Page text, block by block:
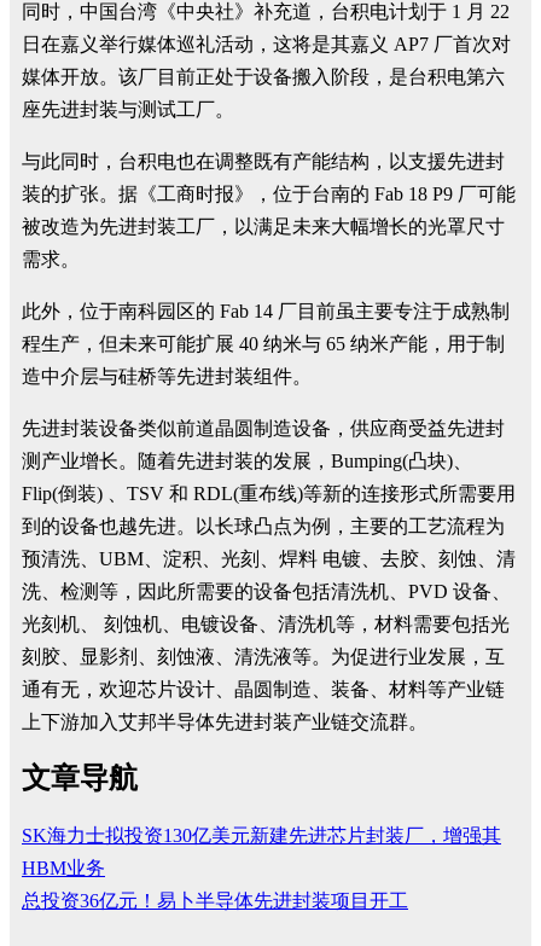
同时，中国台湾《中央社》补充道，台积电计划于 1 月 22
日在嘉义举行媒体巡礼活动，这将是其嘉义 AP7 厂首次对
媒体开放。该厂目前正处于设备搬入阶段，是台积电第六
座先进封装与测试工厂。
与此同时，台积电也在调整既有产能结构，以支援先进封
装的扩张。据《工商时报》，位于台南的 Fab 18 P9 厂可能
被改造为先进封装工厂，以满足未来大幅增长的光罩尺寸
需求。
此外，位于南科园区的 Fab 14 厂目前虽主要专注于成熟制
程生产，但未来可能扩展 40 纳米与 65 纳米产能，用于制
造中介层与硅桥等先进封装组件。
先进封装设备类似前道晶圆制造设备，供应商受益先进封
测产业增长。随着先进封装的发展，Bumping(凸块)、
Flip(倒装) 、TSV 和 RDL(重布线)等新的连接形式所需要用
到的设备也越先进。以长球凸点为例，主要的工艺流程为
预清洗、UBM、淀积、光刻、焊料 电镀、去胶、刻蚀、清
洗、检测等，因此所需要的设备包括清洗机、PVD 设备、
光刻机、 刻蚀机、电镀设备、清洗机等，材料需要包括光
刻胶、显影剂、刻蚀液、清洗液等。为促进行业发展，互
通有无，欢迎芯片设计、晶圆制造、装备、材料等产业链
上下游加入艾邦半导体先进封装产业链交流群。
文章导航
SK海力士拟投资130亿美元新建先进芯片封装厂，增强其
HBM业务
总投资36亿元！易卜半导体先进封装项目开工